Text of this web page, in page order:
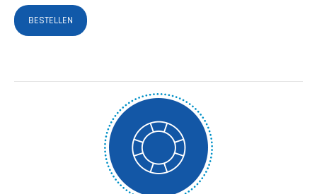
BESTELLEN